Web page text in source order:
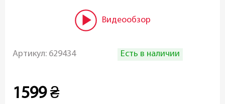
Видеообзор
Артикул: 629434 Есть в наличии
1599 ₴